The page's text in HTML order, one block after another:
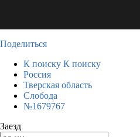
Поделиться
К поиску К поиску
Россия
Тверская область
Слобода
№1679767
Заезд